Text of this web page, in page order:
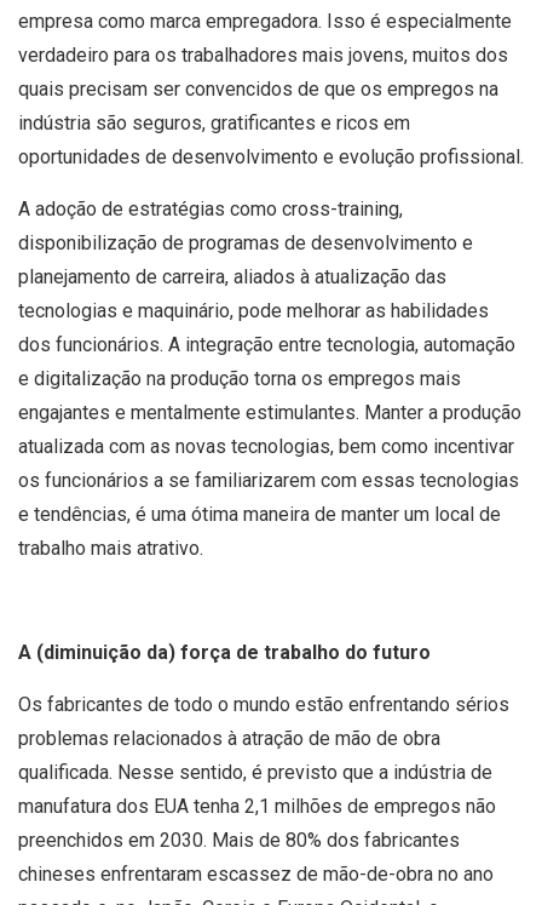
empresa como marca empregadora. Isso é especialmente
verdadeiro para os trabalhadores mais jovens, muitos dos
quais precisam ser convencidos de que os empregos na
indústria são seguros, gratificantes e ricos em
oportunidades de desenvolvimento e evolução profissional.
A adoção de estratégias como cross-training,
disponibilização de programas de desenvolvimento e
planejamento de carreira, aliados à atualização das
tecnologias e maquinário, pode melhorar as habilidades
dos funcionários. A integração entre tecnologia, automação
e digitalização na produção torna os empregos mais
engajantes e mentalmente estimulantes. Manter a produção
atualizada com as novas tecnologias, bem como incentivar
os funcionários a se familiarizarem com essas tecnologias
e tendências, é uma ótima maneira de manter um local de
trabalho mais atrativo.
A (diminuição da) força de trabalho do futuro
Os fabricantes de todo o mundo estão enfrentando sérios
problemas relacionados à atração de mão de obra
qualificada. Nesse sentido, é previsto que a indústria de
manufatura dos EUA tenha 2,1 milhões de empregos não
preenchidos em 2030. Mais de 80% dos fabricantes
chineses enfrentaram escassez de mão-de-obra no ano